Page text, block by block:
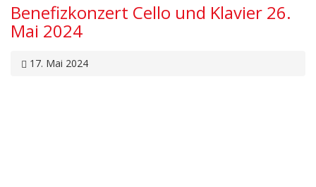
Benefizkonzert Cello und Klavier 26.
Mai 2024
17. Mai 2024